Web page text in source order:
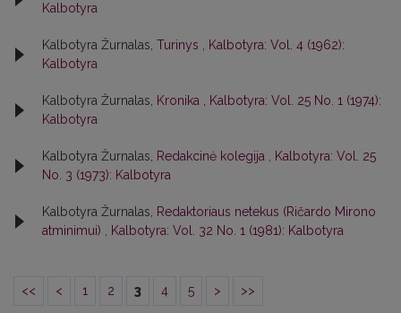
Kalbotyra
Kalbotyra Žurnalas, Turinys
Kalbotyra: Vol. 4 (1962):
Kalbotyra
Kalbotyra Žurnalas, Kronika
Kalbotyra: Vol. 25 No. 1 (1974):
Kalbotyra
Kalbotyra Žurnalas, Redakcinė kolegija
Kalbotyra: Vol. 25
No. 3 (1973): Kalbotyra
Kalbotyra Žurnalas,
Redaktoriaus netekus (Ričardo Mirono
atminimui)
Kalbotyra: Vol. 32 No. 1 (1981): Kalbotyra
<< < 1 2 3 4 5 > >>